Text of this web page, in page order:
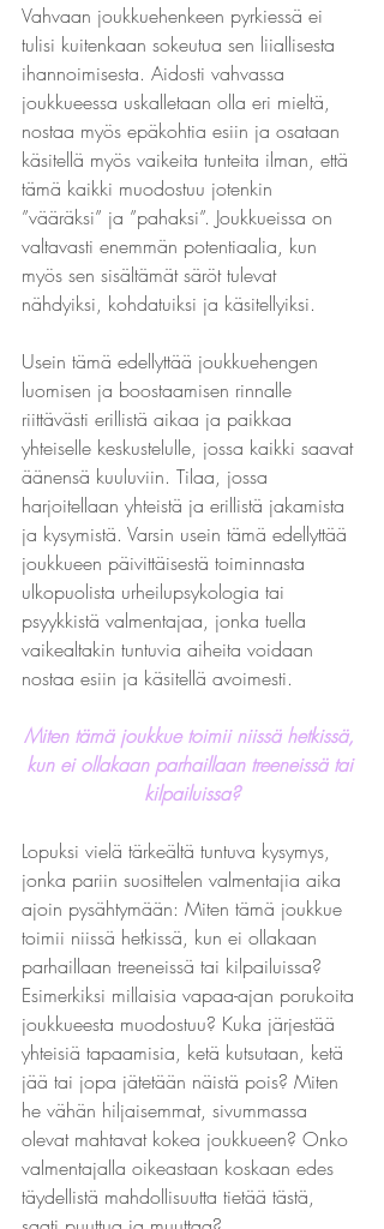
Vahvaan joukkuehenkeen pyrkiessä ei
tulisi kuitenkaan sokeutua sen liiallisesta
ihannoimisesta. Aidosti vahvassa
joukkueessa uskalletaan olla eri mieltä,
nostaa myös epäkohtia esiin ja osataan
käsitellä myös vaikeita tunteita ilman, että
tämä kaikki muodostuu jotenkin
”vääräksi” ja ”pahaksi”. Joukkueissa on
valtavasti enemmän potentiaalia, kun
myös sen sisältämät säröt tulevat
nähdyiksi, kohdatuiksi ja käsitellyiksi.
Usein tämä edellyttää joukkuehengen
luomisen ja boostaamisen rinnalle
riittävästi erillistä aikaa ja paikkaa
yhteiselle keskustelulle, jossa kaikki saavat
äänensä kuuluviin. Tilaa, jossa
harjoitellaan yhteistä ja erillistä jakamista
ja kysymistä. Varsin usein tämä edellyttää
joukkueen päivittäisestä toiminnasta
ulkopuolista urheilupsykologia tai
psyykkistä valmentajaa, jonka tuella
vaikealtakin tuntuvia aiheita voidaan
nostaa esiin ja käsitellä avoimesti.
Miten tämä joukkue toimii niissä hetkissä,
kun ei ollakaan parhaillaan treeneissä tai
kilpailuissa?
Lopuksi vielä tärkeältä tuntuva kysymys,
jonka pariin suosittelen valmentajia aika
ajoin pysähtymään: Miten tämä joukkue
toimii niissä hetkissä, kun ei ollakaan
parhaillaan treeneissä tai kilpailuissa?
Esimerkiksi millaisia vapaa-ajan porukoita
joukkueesta muodostuu? Kuka järjestää
yhteisiä tapaamisia, ketä kutsutaan, ketä
jää tai jopa jätetään näistä pois? Miten
he vähän hiljaisemmat, sivummassa
olevat mahtavat kokea joukkueen? Onko
valmentajalla oikeastaan koskaan edes
täydellistä mahdollisuutta tietää tästä,